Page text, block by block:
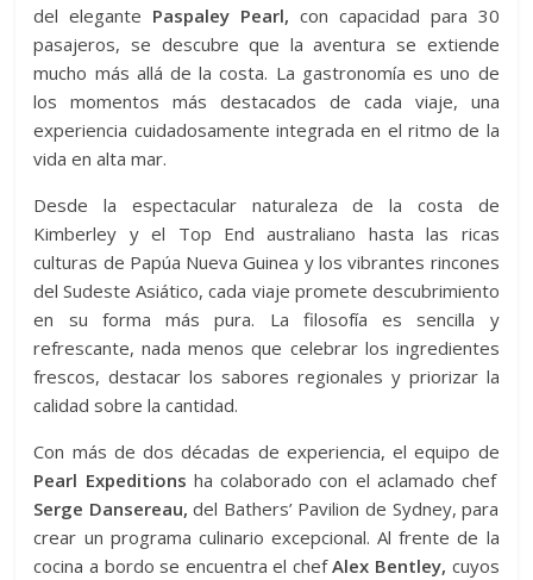
del elegante Paspaley Pearl, con capacidad para 30
pasajeros, se descubre que la aventura se extiende
mucho más allá de la costa. La gastronomía es uno de
los momentos más destacados de cada viaje, una
experiencia cuidadosamente integrada en el ritmo de la
vida en alta mar.
Desde la espectacular naturaleza de la costa de
Kimberley y el Top End australiano hasta las ricas
culturas de Papúa Nueva Guinea y los vibrantes rincones
del Sudeste Asiático, cada viaje promete descubrimiento
en su forma más pura. La filosofía es sencilla y
refrescante, nada menos que celebrar los ingredientes
frescos, destacar los sabores regionales y priorizar la
calidad sobre la cantidad.
Con más de dos décadas de experiencia, el equipo de
Pearl Expeditions ha colaborado con el aclamado chef
Serge Dansereau, del Bathers’ Pavilion de Sydney, para
crear un programa culinario excepcional. Al frente de la
cocina a bordo se encuentra el chefAlex Bentley, cuyos